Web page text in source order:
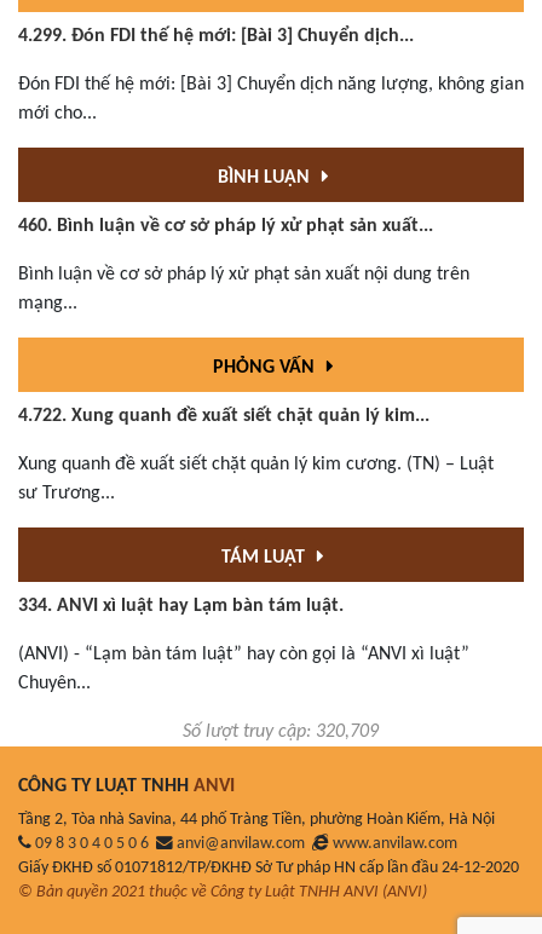
4.299. Đón FDI thế hệ mới: [Bài 3] Chuyển dịch...
Đón FDI thế hệ mới: [Bài 3] Chuyển dịch năng lượng, không gian
mới cho...
BÌNH LUẬN
460. Bình luận về cơ sở pháp lý xử phạt sản xuất...
Bình luận về cơ sở pháp lý xử phạt sản xuất nội dung trên
mạng...
PHỎNG VẤN
4.722. Xung quanh đề xuất siết chặt quản lý kim...
Xung quanh đề xuất siết chặt quản lý kim cương. (TN) – Luật
sư Trương...
TÁM LUẬT
334. ANVI xì luật hay Lạm bàn tám luật.
(ANVI) - “Lạm bàn tám luật” hay còn gọi là “ANVI xì luật”
Chuyên...
Số lượt truy cập: 320,709
CÔNG TY LUẬT TNHH ANVI
Tầng 2, Tòa nhà Savina, 44 phố Tràng Tiền, phường Hoàn Kiếm, Hà Nội
09 8 3 0 4 0 5 0 6
anvi@anvilaw.com
www.anvilaw.com
Giấy ĐKHĐ số 01071812/TP/ĐKHĐ Sở Tư pháp HN cấp lần đầu 24-12-2020
© Bản quyền 2021 thuộc về Công ty Luật TNHH ANVI (ANVI)